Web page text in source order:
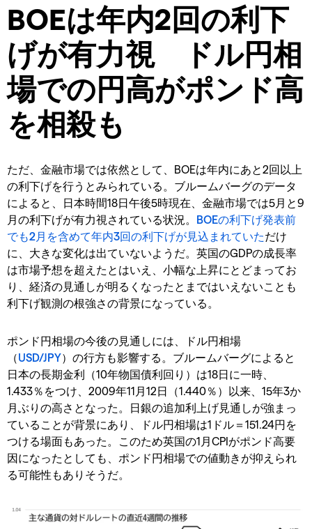
BOEは年内2回の利下
げが有力視 ドル円相
場での円高がポンド高
を相殺も
ただ、金融市場では依然として、BOEは年内にあと2回以上
の利下げを行うとみられている。ブルームバーグのデータ
によると、日本時間18日午後5時現在、金融市場では5月と9
月の利下げが有力視されている状況。 BOEの利下げ発表前
でも2月を含めて年内3回の利下げが見込まれていただけ
に、大きな変化は出ていないようだ。英国のGDPの成長率
は市場予想を超えたとはいえ、小幅な上昇にとどまってお
り、経済の見通しが明るくなったとまではいえないことも
利下げ観測の根強さの背景になっている。
ポンド円相場の今後の見通しには、ドル円相場
（USD/JPY）の行方も影響する。ブルームバーグによると
日本の長期金利（10年物国債利回り）は18日に一時、
1.433％をつけ、2009年11月12日（1.440％）以来、15年3か
月ぶりの高さとなった。日銀の追加利上げ見通しが強まっ
ていることが背景にあり、ドル円相場は1ドル＝151.24円を
つける場面もあった。このため英国の1月CPIがポンド高要
因になったとしても、ポンド円相場での値動きが抑えられ
る可能性もありそうだ。